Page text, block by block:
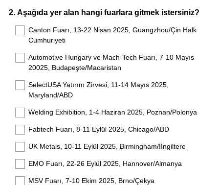
Question
Title
2. Aşağıda yer alan hangi fuarlara gitmek istersiniz?
Canton Fuarı, 13-22 Nisan 2025, Guangzhou/Çin Halk
Cumhuriyeti
Automotive Hungary ve Mach-Tech Fuarı, 7-10 Mayıs
20025, Budapeşte/Macaristan
SelectUSA Yatırım Zirvesi, 11-14 Mayıs 2025,
Maryland/ABD
Welding Exhibition, 1-4 Haziran 2025, Poznan/Polonya
Fabtech Fuarı, 8-11 Eylül 2025, Chicago/ABD
UK Metals, 10-11 Eylül 2025, Birmingham/İİngiltere
EMO Fuarı, 22-26 Eylül 2025, Hannover/Almanya
MSV Fuarı, 7-10 Ekim 2025, Brno/Çekya